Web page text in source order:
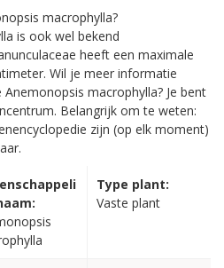
macrophylla?
is ook wel bekend
heeft een maximale
Wil je meer informatie
macrophylla? Je bent
Belangrijk om te weten:
zijn (op elk moment)
Type plant:
Vaste plant